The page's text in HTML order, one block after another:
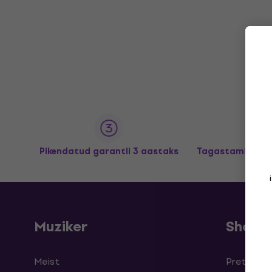
Pikendatud garantii 3 aastaks Tagastamine
Muziker
Meist